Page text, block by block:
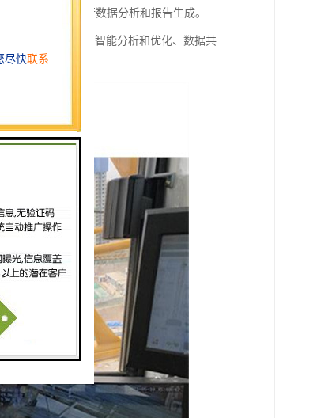
，方便用户进行数据分析和报告生成。
、可视化显示、智能分析和优化、数据共